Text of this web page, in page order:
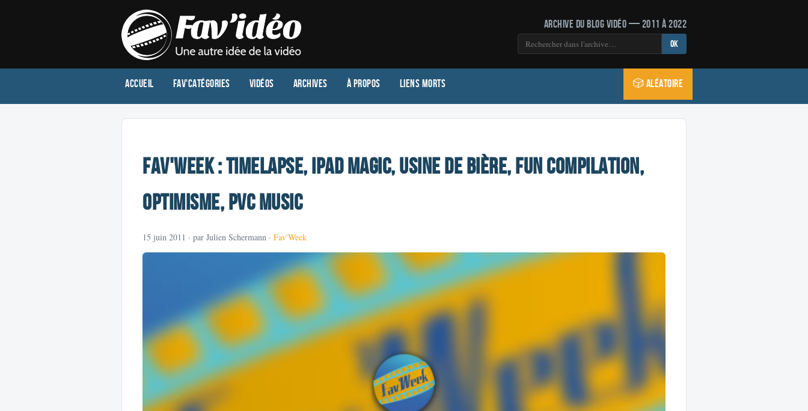
Archive du blog vidéo — 2011 à 2022
OK
Accueil Fav'Catégories Vidéos Archives À propos Liens morts 🎲 Aléatoire
Fav'Week : Timelapse, Ipad Magic, Usine de bière, Fun compilation,
Optimisme, PVC music
15 juin 2011 · par Julien Schermann · Fav'Week